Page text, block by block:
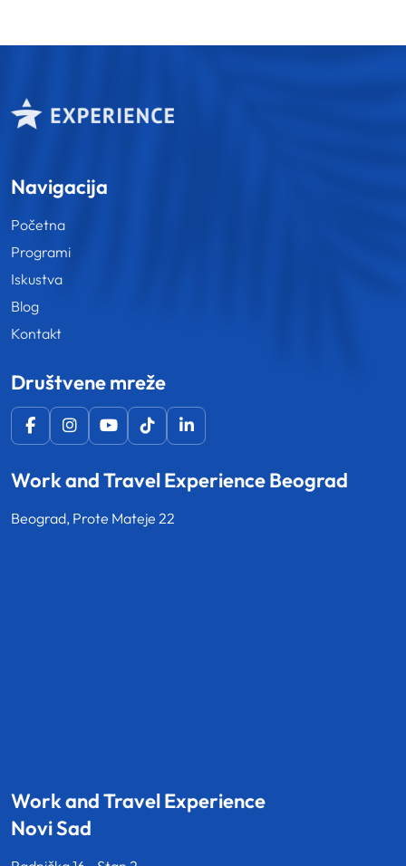
Navigacija
Početna
Programi
Iskustva
Blog
Kontakt
Društvene mreže
Work and Travel Experience Beograd
Beograd, Prote Mateje 22
Work and Travel Experience
Novi Sad